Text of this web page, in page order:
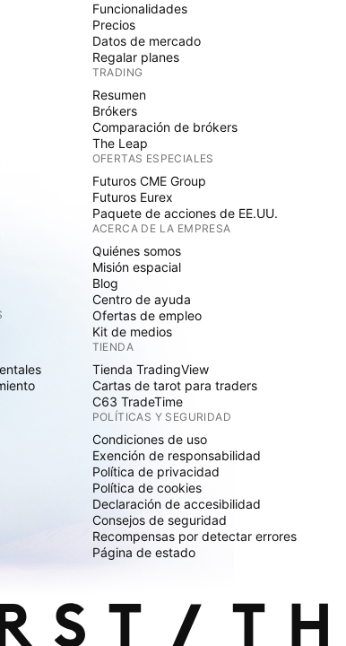
Funcionalidades
Precios
Datos de mercado
Regalar planes
TRADING
Resumen
Brókers
Comparación de brókers
The Leap
OFERTAS ESPECIALES
Futuros CME Group
Futuros Eurex
Paquete de acciones de EE.UU.
ACERCA DE LA EMPRESA
Quiénes somos
Misión espacial
Blog
Centro de ayuda
Ofertas de empleo
Kit de medios
TIENDA
Tienda TradingView
Cartas de tarot para traders
C63 TradeTime
POLÍTICAS Y SEGURIDAD
Condiciones de uso
Exención de responsabilidad
Política de privacidad
Política de cookies
Declaración de accesibilidad
Consejos de seguridad
Recompensas por detectar errores
Página de estado